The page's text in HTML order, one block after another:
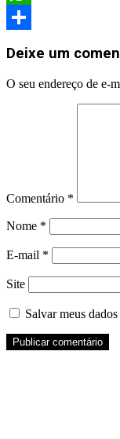
Link
WhatsApp
Deixe um
O seu endereço de e-
Comentário *
Nome *
E-mail *
Site
Salvar meus